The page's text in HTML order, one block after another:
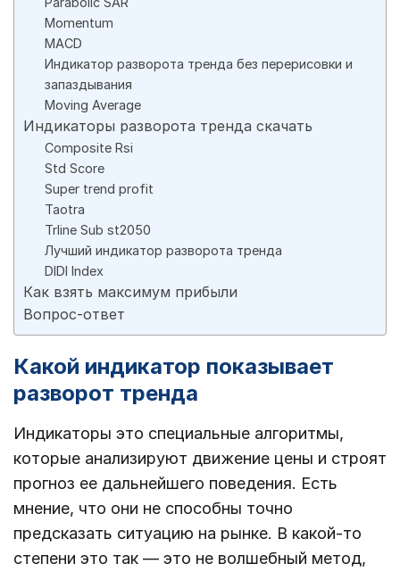
Momentum
MACD
Индикатор разворота тренда без перерисовки и
запаздывания
Moving Average
Индикаторы разворота тренда скачать
Composite Rsi
Std Score
Super trend profit
Taotra
Trline Sub st2050
Лучший индикатор разворота тренда
DIDI Index
Как взять максимум прибыли
Вопрос-ответ
Какой индикатор показывает
разворот тренда
Индикаторы это специальные алгоритмы,
которые анализируют движение цены и строят
прогноз ее дальнейшего поведения. Есть
мнение, что они не способны точно
предсказать ситуацию на рынке. В какой-то
степени это так ― это не волшебный метод,